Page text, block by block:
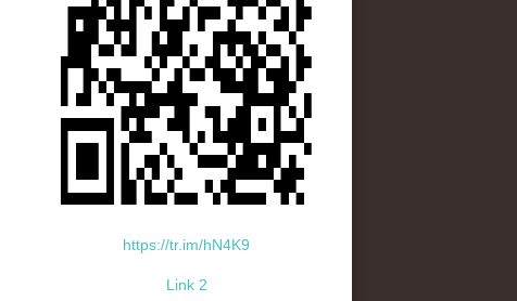
https://tr.im/hN4K9
Link 2